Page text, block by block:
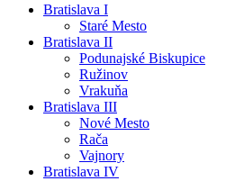
Bratislava I
Staré Mesto
Bratislava II
Podunajské Biskupice
Ružinov
Vrakuňa
Bratislava III
Nové Mesto
Rača
Vajnory
Bratislava IV